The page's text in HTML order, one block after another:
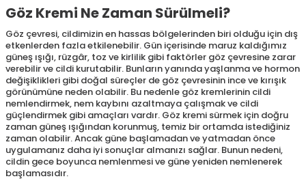
Göz Kremi Ne Zaman Sürülmeli?
Göz çevresi, cildimizin en hassas bölgelerinden biri olduğu için dış
etkenlerden fazla etkilenebilir. Gün içerisinde maruz kaldığımız
güneş ışığı, rüzgâr, toz ve kirlilik gibi faktörler göz çevresine zarar
verebilir ve cildi kurutabilir. Bunların yanında yaşlanma ve hormon
değişiklikleri gibi doğal süreçler de göz çevresinin ince ve kırışık
görünümüne neden olabilir. Bu nedenle göz kremlerinin cildi
nemlendirmek, nem kaybını azaltmaya çalışmak ve cildi
güçlendirmek gibi amaçları vardır. Göz kremi sürmek için doğru
zaman güneş ışığından korunmuş, temiz bir ortamda istediğiniz
zaman olabilir. Ancak güne başlamadan ve yatmadan önce
uygulamanız daha iyi sonuçlar almanızı sağlar. Bunun nedeni,
cildin gece boyunca nemlenmesi ve güne yeniden nemlenerek
başlamasıdır.